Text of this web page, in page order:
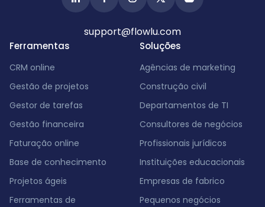
Ferramentas
CRM online
Gestão de projetos
Gestor de tarefas
Gestão financeira
Faturação online
Base de conhecimento
Projetos ágeis
Ferramentas de
Soluções
Agências de marketing
Construção civil
Departamentos de TI
Consultores de negócios
Profissionais jurídicos
Instituições educacionais
Empresas de fabrico
Pequenos negócios
support@flowlu.com